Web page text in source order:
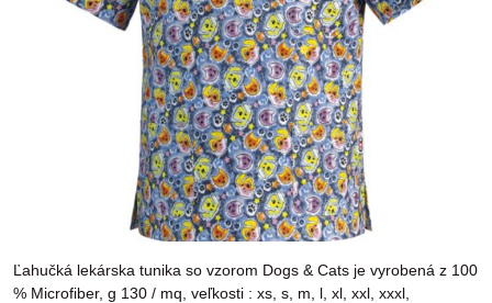
Ľahučká lekárska tunika so vzorom Dogs & Cats je vyrobená z 100
% Microfiber, g 130 / mq, veľkosti : xs, s, m, l, xl, xxl, xxxl,